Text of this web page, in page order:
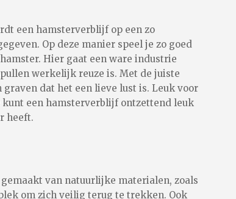
een hamsterverblijf op een zo
Op deze manier speel je zo goed
Hier gaat een ware industrie
werkelijk reuze is. Met de juiste
dat het een lieve lust is. Leuk voor
kunt een hamsterverblijf ontzettend leuk
heeft.
van natuurlijke materialen, zoals
om zich veilig terug te trekken. Ook